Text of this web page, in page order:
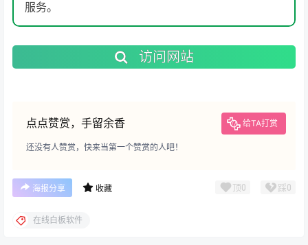
服务。
访问网站
点点赞赏，手留余香 给TA打赏
还没有人赞赏，快来当第一个赞赏的人吧！
海报分享 收藏 顶0 踩0
在线白板软件